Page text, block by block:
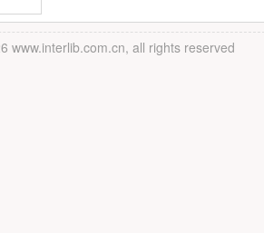
www.interlib.com.cn, all rights reserved